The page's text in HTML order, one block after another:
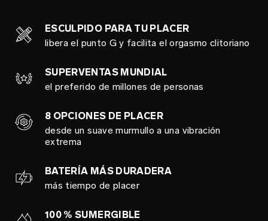
ESCULPIDO PARA TU PLACER
libera el punto G y facilita el orgasmo clitoriano
SUPERVENTAS MUNDIAL
el preferido de millones de personas
8 OPCIONES DE PLACER
desde un suave murmullo a una vibración
extrema
BATERÍA MÁS DURADERA
más tiempo de placer
100 % SUMERGIBLE